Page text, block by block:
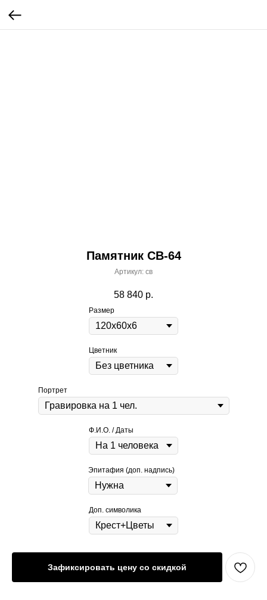
Памятник СВ-64
Артикул: св
58 840 р.
Размер
Цветник
Портрет
Ф.И.О. / Даты
Эпитафия (доп. надпись)
Доп. символика
Зафиксировать цену со скидкой